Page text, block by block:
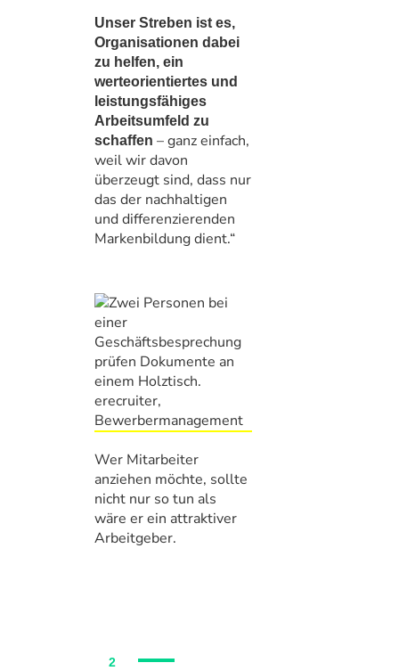
Unser Streben ist es,
Organisationen dabei
zu helfen, ein
werteorientiertes und
leistungsfähiges
Arbeitsumfeld zu
schaffen – ganz einfach,
weil wir davon
überzeugt sind, dass nur
das der nachhaltigen
und differenzierenden
Markenbildung dient.“
Wer Mitarbeiter
anziehen möchte, sollte
nicht nur so tun als
wäre er ein attraktiver
Arbeitgeber.
2